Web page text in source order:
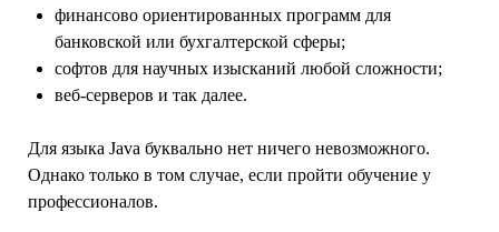
финансово ориентированных программ для
банковской или бухгалтерской сферы;
софтов для научных изысканий любой сложности;
веб-серверов и так далее.
Для языка Java буквально нет ничего невозможного.
Однако только в том случае, если пройти обучение у
профессионалов.